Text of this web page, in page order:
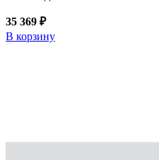
35 369 ₽
В корзину